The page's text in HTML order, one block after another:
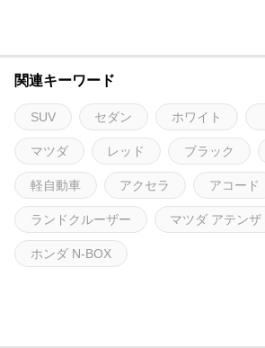
関連キーワード
SUV セダン ホワイト
マツダ レッド ブラック
軽自動車 アクセラ アコード
ランドクルーザー マツダ アテンザ
ホンダ N-BOX